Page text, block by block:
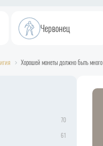
Червонец
Хорошей монеты должно быть много
70
61